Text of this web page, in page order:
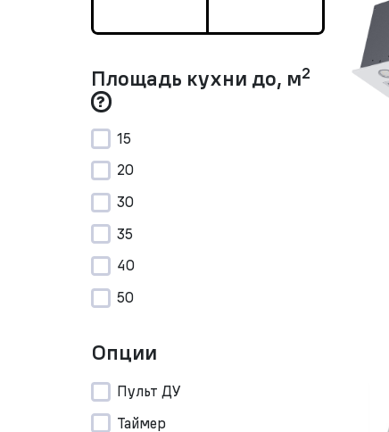
Площадь кухни до, м2
15
20
30
35
40
50
Опции
Пульт ДУ
Таймер